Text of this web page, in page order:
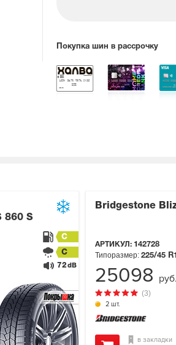
Покупка шин в рассрочку
860 S
C
C
72 dB
Bridgestone
АРТИКУЛ: 142728
2 шт.
(3)
Типоразмер: 225/45
в закладки
25098 руб.